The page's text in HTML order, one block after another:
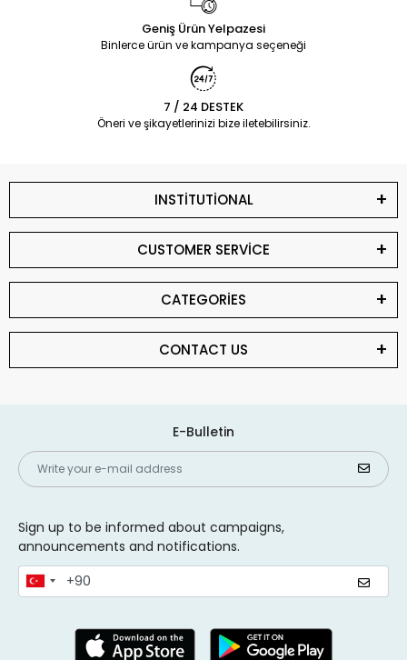
Geniş Ürün Yelpazesi
Binlerce ürün ve kampanya seçeneği
7 / 24 DESTEK
Öneri ve şikayetlerinizi bize iletebilirsiniz.
INSTİTUTİONAL
CUSTOMER SERVİCE
CATEGORİES
CONTACT US
E-Bulletin
Sign up to be informed about campaigns,
announcements and notifications.